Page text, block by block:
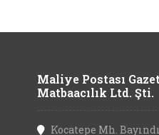
Maliye Postası
Matbaacılık Ltd. Şti.
Kocatepe Mh.